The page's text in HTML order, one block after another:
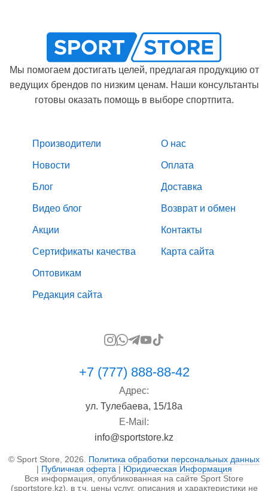
Мы помогаем достигать целей, предлагая продукцию от
ведущих брендов по низким ценам. Наши консультанты
готовы оказать помощь в выборе спортпита.
Производители
Новости
Блог
Видео блог
Акции
Сертификаты качества
Оптовикам
Редакция сайта
О нас
Оплата
Доставка
Возврат и обмен
Контакты
Карта сайта
+7 (777) 888-88-42
Адрес:
ул. Тулебаева, 15/18а
E-Mail:
info@sportstore.kz
© Sport Store, 2026. Политика обработки персональных данных
| Публичная оферта| Юридическая Информация
Вся информация, опубликованная на сайте Sport Store
(sportstore.kz), в т.ч. цены услуг, описания и характеристики не